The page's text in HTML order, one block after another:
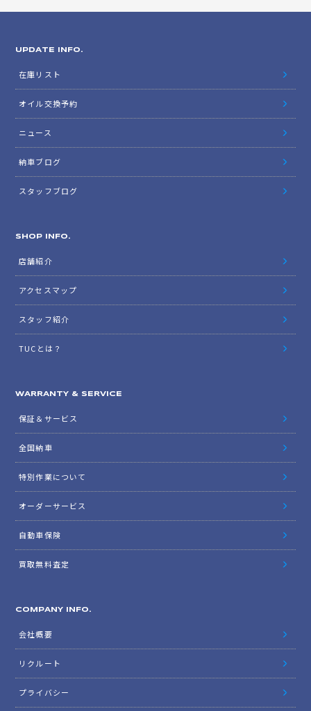
UPDATE INFO.
在庫リスト
オイル交換予約
ニュース
納車ブログ
スタッフブログ
SHOP INFO.
店舗紹介
アクセスマップ
スタッフ紹介
TUCとは？
WARRANTY & SERVICE
保証＆サービス
全国納車
特別作業について
オーダーサービス
自動車保険
買取無料査定
COMPANY INFO.
会社概要
リクルート
プライバシー